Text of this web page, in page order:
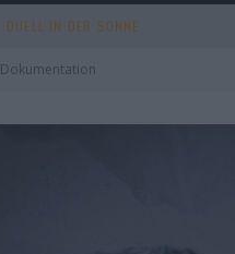
DUELL IN DER SONNE
EVERYTIME
Dokumentation